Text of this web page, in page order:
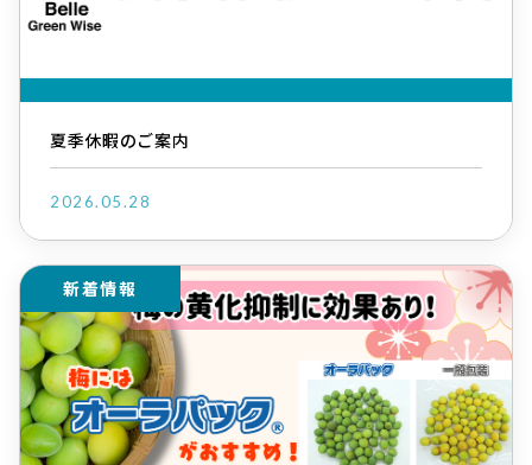
夏季休暇のご案内
2026.05.28
新着情報